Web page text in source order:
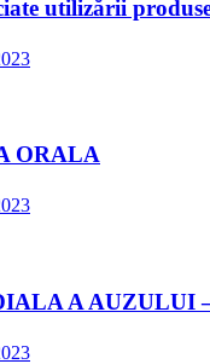
utilizării
ORALA
A AUZULUI